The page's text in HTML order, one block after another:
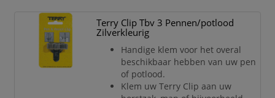
ze perfect zijn voor dagelijks gebruik.
De heldere markeringen op el
Terry Clip Tbv 3 Pennen/potlood
Zilverkleurig
Handige klem voor het overal
beschikbaar hebben van uw pen
of potlood.
Klem uw Terry Clip aan uw